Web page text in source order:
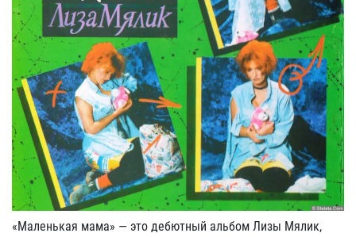
«Маленькая мама» — это дебютный альбом Лизы Мялик,